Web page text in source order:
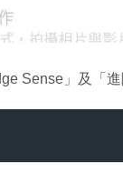
Sense」及「進